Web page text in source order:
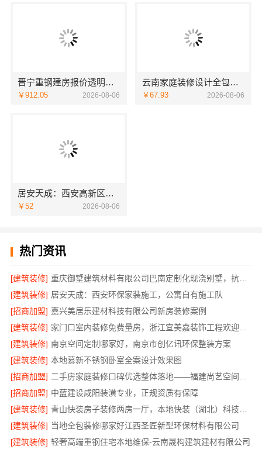
晋宁重钢建房报价透明，云南晟构建筑建材有限公司为您详解
￥912.05 2026-08-06
云南家庭装修设计全包价格，云南至高新型建材有限公司明码标价
￥67.93 2026-08-06
居安天成：西安高新区专业家装设计，刚需房售后完善
￥52 2026-08-06
热门资讯
[建筑装修]
重庆御墅建筑材料有限公司巴南定制化现浇别墅，抗震防风
[建筑装修] 居安天成：西安环保家装施工，公寓自有施工队
[招商加盟] 嘉兴美居乐建材科技有限公司新房装修案例
[建筑装修]
[建筑装修] 南京空间定制哪家好，南京市创亿讯环保整装方案
[建筑装修] 本地慕新不锈钢卧室全案设计效果图
[招商加盟]
[招商加盟] 中蓝建设咸阳装潢专业，正规资质有保障
[建筑装修]
[建筑装修] 当地全包装修哪家好江西圣匠新型环保材料有限公司
[建筑装修] 轻奢高端重钢住宅本地维保-云南晟构建筑建材有限公司